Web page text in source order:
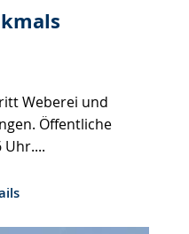
Weberei und
Öffentliche
Uhr....